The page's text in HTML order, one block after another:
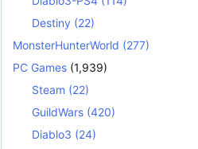
Destiny (22)
MonsterHunterWorld (277)
PC Games (1,939)
Steam (22)
GuildWars (420)
Diablo3 (24)